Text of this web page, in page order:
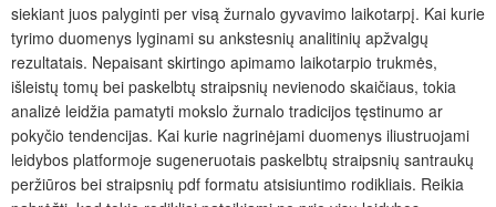
siekiant juos palyginti per visą žurnalo gyvavimo laikotarpį. Kai kurie
tyrimo duomenys lyginami su ankstesnių analitinių apžvalgų
rezultatais. Nepaisant skirtingo apimamo laikotarpio trukmės,
išleistų tomų bei paskelbtų straipsnių nevienodo skaičiaus, tokia
analizė leidžia pamatyti mokslo žurnalo tradicijos tęstinumo ar
pokyčio tendencijas. Kai kurie nagrinėjami duomenys iliustruojami
leidybos platformoje sugeneruotais paskelbtų straipsnių santraukų
peržiūros bei straipsnių pdf formatu atsisiuntimo rodikliais. Reikia